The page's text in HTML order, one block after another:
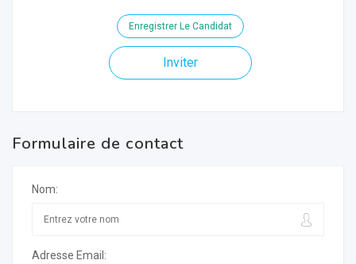
Enregistrer Le Candidat
Inviter
Formulaire de contact
Nom:
Adresse Email: